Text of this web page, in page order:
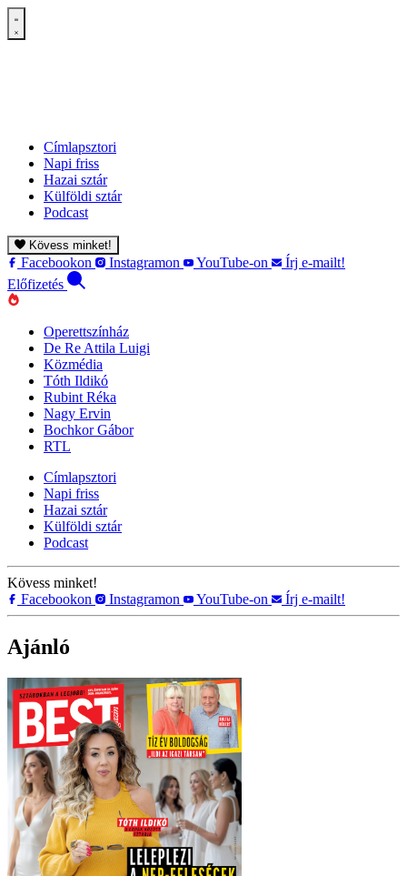
Címlapsztori
Napi friss
Hazai sztár
Külföldi sztár
Podcast
Kövess minket!
Facebookon Instagramon YouTube-on
Írj e-mailt!
Előfizetés
Operettszínház
De Re Attila Luigi
Közmédia
Tóth Ildikó
Rubint Réka
Nagy Ervin
Bochkor Gábor
RTL
Címlapsztori
Napi friss
Hazai sztár
Külföldi sztár
Podcast
Kövess minket!
Facebookon
Instagramon YouTube-on Írj e-mailt!
Ajánló